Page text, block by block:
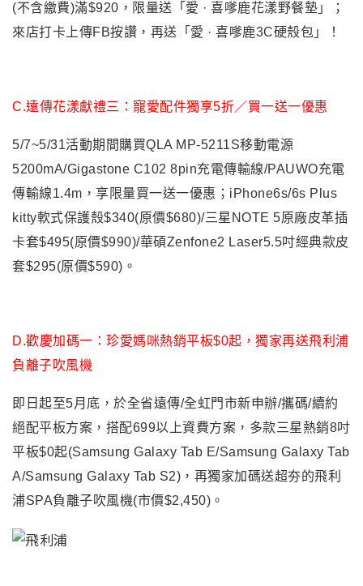
(不含繳費)滿$920，限量送「愛 · 喜嗲鹿花漾野餐墊」；
來店打卡上傳FB按讚，再送「愛 · 喜嗲鹿3C硬殼包」！
C.遠傳花漾獻禮三： 寵愛配件獨享5折／買一送一優惠
5/7~5/31活動期間購買QLA MP-5211S移動電源
5200mA/Gigastone C102 8pin充電傳輸線/PAUWO充電
傳輸線1.4m，享限量買一送一優惠；iPhone6s/6s Plus
kitty軟式保護殼$340(原價$680)/三星NOTE 5原廠皮革插
卡套$495(原價$990)/華碩Zenfone2 Laser5.5吋經典款皮
套$295(原價$590)。
D.歡慶加碼一： 珍愛媽咪熱銷平板$0起 ， 獨家再送飛利浦
負離子吹風機
即日起至5月底，於全省遠傳/全虹門市新申辦/攜碼/續約
絕配平板方案，搭配699以上資費方案，多款三星熱銷8吋
平板$0起(Samsung Galaxy Tab E/Samsung Galaxy Tab
A/Samsung Galaxy Tab S2)，再獨家加碼送超夯的飛利
浦SPA負離子吹風機(市價$2,450) 。